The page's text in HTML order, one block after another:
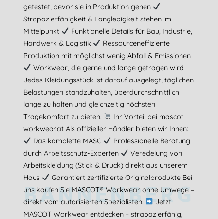
getestet, bevor sie in Produktion gehen
Strapazierfähigkeit & Langlebigkeit stehen im
Mittelpunkt
Funktionelle Details für Bau, Industrie,
Handwerk & Logistik
Ressourceneffiziente
Produktion mit möglichst wenig Abfall & Emissionen
Workwear, die gerne und lange getragen wird
Jedes Kleidungsstück ist darauf ausgelegt, täglichen
Belastungen standzuhalten, überdurchschnittlich
lange zu halten und gleichzeitig höchsten
Tragekomfort zu bieten.
Ihr Vorteil bei mascot-
workwear.at Als offizieller Händler bieten wir Ihnen:
Das komplette MASC
Professionelle Beratung
durch Arbeitsschutz-Experten
Veredelung von
Arbeitskleidung (Stick & Druck) direkt aus unserem
Haus
Garantiert zertifizierte Originalprodukte Bei
uns kaufen Sie MASCOT® Workwear ohne Umwege –
direkt vom autorisierten Spezialisten.
Jetzt
MASCOT Workwear entdecken – strapazierfähig,
BANNENBERG